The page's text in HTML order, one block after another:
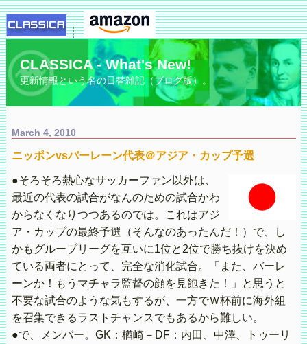
CLASSICA - What's New!
更新情報という名の日替雑記（ブログ版）。
March 4, 2010
ニッポンvsバーレーン代表＠アジア・カップ予選
●そろそろ熱心なサッカーファン以外は、
最近の代表の試合がなんのための試合かわ
からなくなりつつあるのでは。これはアジ
ア・カップの最終予選（そんなのあったんだ！）で、し
かもグループリーグを互いに1位と2位で勝ち抜けを決め
ている両者にとって、完全な消化試合。「また、バーレ
ーンか！もうマチャラ監督の顔を見飽きた！」と思うと
不要な試合のような気もするが、一方でＷ杯前に海外組
を召集できるラストチャンスでもあるから難しい。
●で、メンバー。GK：楢崎－DF：内田、中澤、トゥーリ